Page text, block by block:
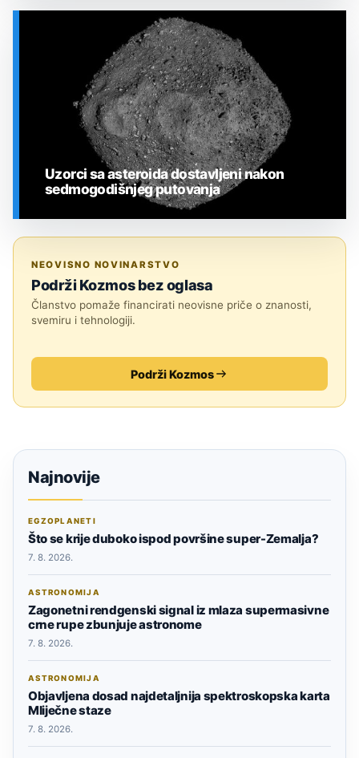
Uzorci sa asteroida dostavljeni nakon
sedmogodišnjeg putovanja
NEOVISNO NOVINARSTVO
Podrži Kozmos bez oglasa
Članstvo pomaže financirati neovisne priče o znanosti,
svemiru i tehnologiji.
Podrži Kozmos
Najnovije
EGZOPLANETI
Što se krije duboko ispod površine super-Zemalja?
7. 8. 2026.
ASTRONOMIJA
Zagonetni rendgenski signal iz mlaza supermasivne
crne rupe zbunjuje astronome
7. 8. 2026.
ASTRONOMIJA
Objavljena dosad najdetaljnija spektroskopska karta
Mliječne staze
7. 8. 2026.